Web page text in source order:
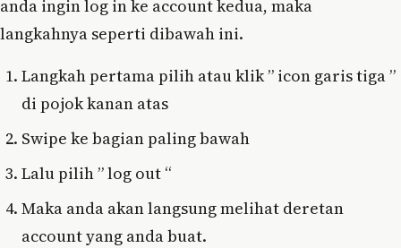
anda ingin log in ke account kedua, maka
langkahnya seperti dibawah ini.
Langkah pertama pilih atau klik ” icon garis tiga ”
di pojok kanan atas
Swipe ke bagian paling bawah
Lalu pilih ” log out “
Maka anda akan langsung melihat deretan
account yang anda buat.